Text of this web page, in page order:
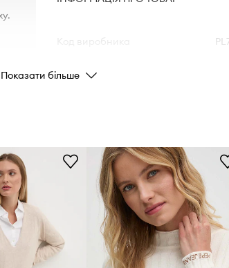
Колір
Виробник
ID Товару
Показати більше